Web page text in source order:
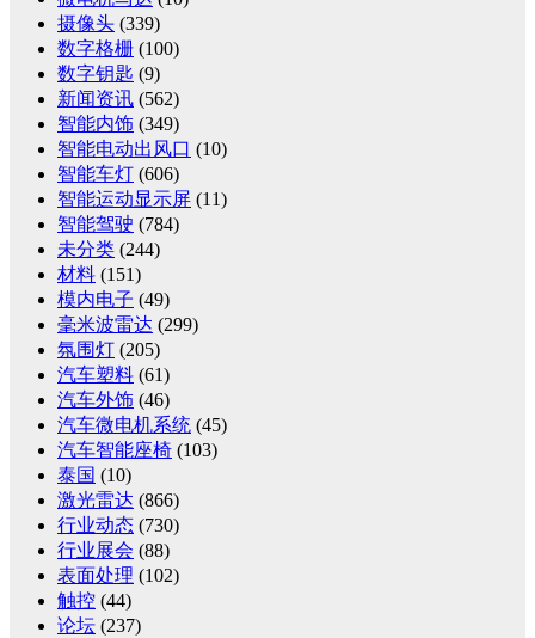
摄像头 (339)
数字格栅 (100)
数字钥匙 (9)
新闻资讯 (562)
智能内饰 (349)
智能电动出风口 (10)
智能车灯 (606)
智能运动显示屏 (11)
智能驾驶 (784)
未分类 (244)
材料 (151)
模内电子 (49)
毫米波雷达 (299)
氛围灯 (205)
汽车塑料 (61)
汽车外饰 (46)
汽车微电机系统 (45)
汽车智能座椅 (103)
泰国 (10)
激光雷达 (866)
行业动态 (730)
行业展会 (88)
表面处理 (102)
触控 (44)
论坛 (237)